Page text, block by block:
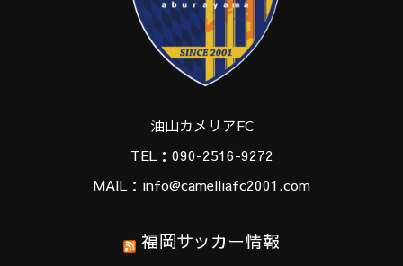
油山カメリアFC
TEL：090-2516-9272
MAIL：info@camelliafc2001.com
福岡サッカー情報